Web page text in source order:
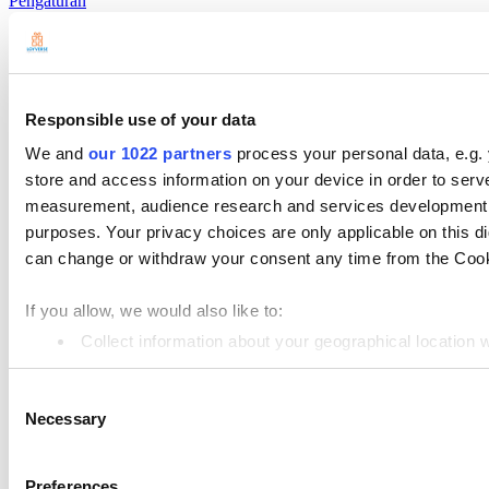
Responsible use of your data
We and our 1022 partners process your personal data,
store and access information on your device in order to
measurement, audience research and services
purposes. Your privacy choices are only applicable on this
can change or withdraw your consent any time from the
If you allow, we would also like to:
Collect information about your geographical
Identify your device by actively scanning it for
share information about your use of our site with our social
Selection
Necessary
Perangkat Fisik
Pembayaran
Produk
Loyverse POS
Dashboard
Kitchen Display
Customer Display
Manajemen karyawan
Sumber daya
Community
App marketplace